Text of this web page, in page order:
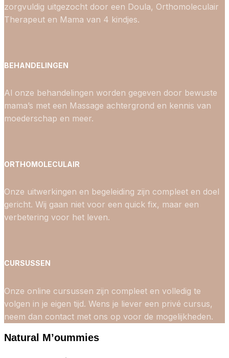
zorgvuldig uitgezocht door een Doula, Orthomoleculair
Therapeut en Mama van 4 kindjes.
BEHANDELINGEN
Al onze behandelingen worden gegeven door bewuste
mama’s met een Massage achtergrond en kennis van
moederschap en meer.
ORTHOMOLECULAIR
Onze uitwerkingen en begeleiding zijn compleet en doel
gericht. Wij gaan niet voor een quick fix, maar een
verbetering voor het leven.
CURSUSSEN
Onze online cursussen zijn compleet en volledig te
volgen in je eigen tijd. Wens je liever een privé cursus,
neem dan contact met ons op voor de mogelijkheden.
Natural M’oummies